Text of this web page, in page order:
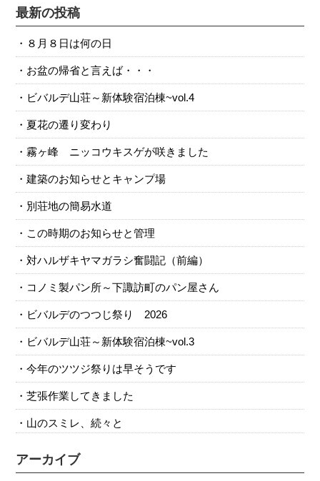
最新の投稿
８月８日は何の日
お盆の帰省と言えば・・・
ビバルデ山荘～新体験宿泊棟~vol.4
夏花の遷り変わり
霧ヶ峰 ニッコウキスゲが咲きました
建築のお知らせとキャンプ場
別荘地の簡易水道
この時期のお知らせと管理
対ハルザキヤマガラシ奮闘記（前編）
コノミ製パン所～下諏訪町のパン屋さん
ビバルデのつつじ祭り 2026
ビバルデ山荘～新体験宿泊棟~vol.3
今年のツツジ祭りは早そうです
芝張作業してきました
山のスミレ、続々と
アーカイブ